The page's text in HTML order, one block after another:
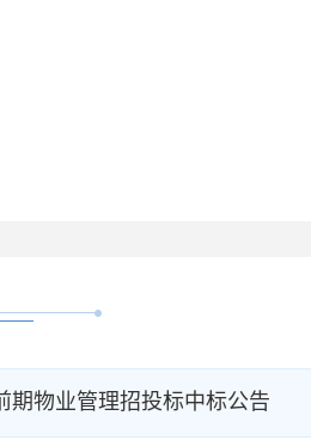
期物业管理招投标中标公告